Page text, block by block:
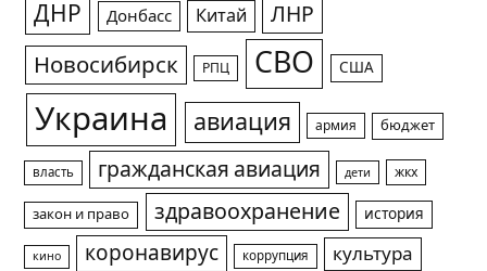
ДНР Донбасс Китай ЛНР
Новосибирск РПЦ СВО США
Украина авиация армия бюджет
власть гражданская авиация дети жкх
закон и право здравоохранение история
кино коронавирус коррупция
культура